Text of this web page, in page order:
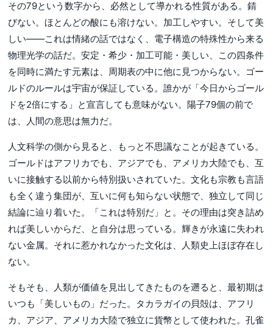
その79という数字から、必然として導かれる性質がある。錆
びない。ほとんどの酸にも溶けない。加工しやすい。そして美
しい——これは情緒の話ではなく、電子構造の特殊性から来る
物理光学の話だ。安定・希少・加工可能・美しい、この四条件
を同時に満たす元素は、周期表の中に他に見つからない。ゴー
ルドのルールは宇宙が保証している。誰かが「今日からゴール
ドを2倍にする」と宣言しても意味がない。陽子79個の前で
は、人間の意思は無力だ。
人文科学の側から見ると、もっと不思議なことが起きている。
ゴールドはアフリカでも、アジアでも、アメリカ大陸でも、互
いに接触する以前から特別扱いされていた。文化も宗教も言語
も全く違う集団が、互いに何も知らない状態で、独立して同じ
結論に辿り着いた。「これは特別だ」と。その理由は突き詰め
れば美しいからだ、と自分は思っている。輝きが永遠に失われ
ない金属。それに惹かれなかった文化は、人類史上ほぼ存在し
ない。
そもそも、人類が価値を見出してきたものを遡ると、最初期は
いつも「美しいもの」だった。タカラガイの貝殻は、アフリ
カ、アジア、アメリカ大陸で独立に貨幣として使われた。孔雀